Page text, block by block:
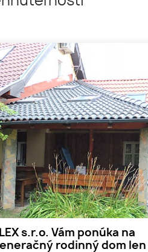
s.r.o. Vám ponúka na
rodinný dom len